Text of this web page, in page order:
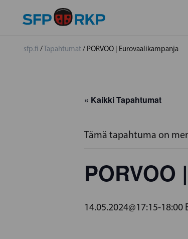
sfp.fi /Tapahtumat/ PORVOO | Eurovaalikampanja
« Kaikki Tapahtumat
Tämä tapahtuma on
14.05.2024@17:15-18:00